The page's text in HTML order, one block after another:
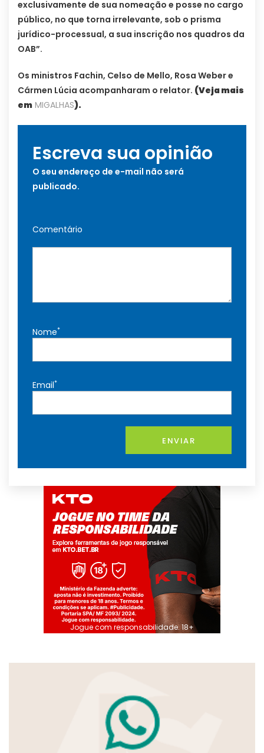
exclusivamente de sua nomeação e posse no cargo
público, no que torna irrelevante, sob o prisma
jurídico-processual, a sua inscrição nos quadros da
OAB”.
Os ministros Fachin, Celso de Mello, Rosa Weber e
Cármen Lúcia acompanharam o relator. (Veja mais
em MIGALHAS).
Escreva sua opinião
O seu endereço de e-mail não será
publicado.
Comentário
Nome*
Email*
ENVIAR
Jogue com responsabilidade. 18+